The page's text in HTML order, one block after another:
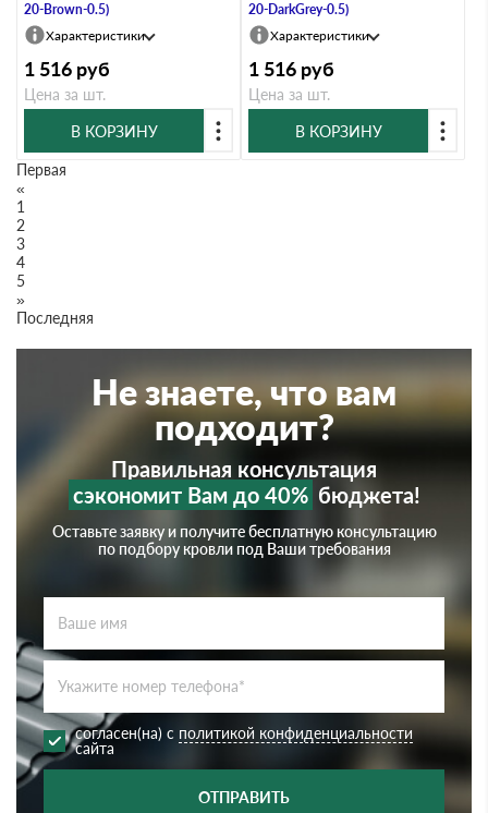
20-Brown-0.5)
Характеристики
1 516 руб
Цена за шт.
В КОРЗИНУ
20-DarkGrey-0.5)
Характеристики
1 516 руб
Цена за шт.
В КОРЗИНУ
Первая
«
1
2
3
4
5
»
Последняя
Не знаете, что вам
подходит?
Правильная консультация
сэкономит Вам до 40% бюджета!
Оставьте заявку и получите бесплатную консультацию
по подбору кровли под Ваши требования
согласен(на) с политикой конфиденциальности
сайта
ОТПРАВИТЬ